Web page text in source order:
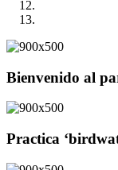
Bienvenido al
Practica